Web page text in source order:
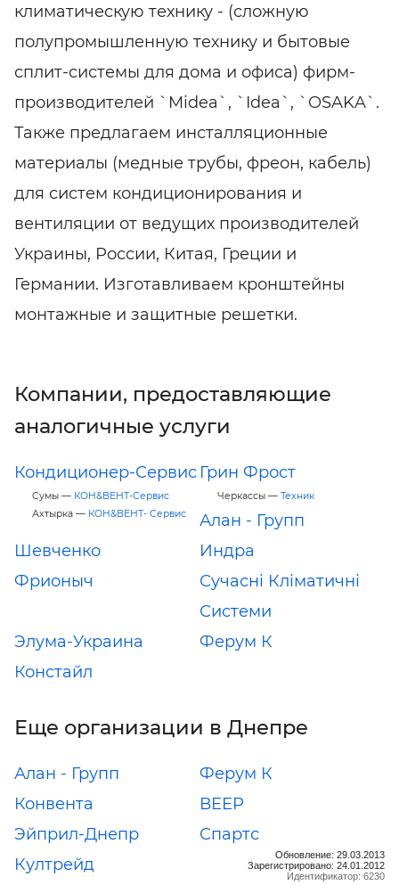
климатическую технику - (сложную
полупромышленную технику и бытовые
сплит-системы для дома и офиса) фирм-
производителей `Midea`, `Idea`, `OSAKA`.
Также предлагаем инсталляционные
материалы (медные трубы, фреон, кабель)
для систем кондиционирования и
вентиляции от ведущих производителей
Украины, России, Китая, Греции и
Германии. Изготавливаем кронштейны
монтажные и защитные решетки.
Компании, предоставляющие
аналогичные услуги
Кондиционер-Сервис
Сумы — КОН&ВЕНТ-Сервис
Ахтырка — КОН&ВЕНТ- Сервис
Грин Фрост
Черкассы — Техник
Алан - Групп
Шевченко
Индра
Фрионыч
Сучасні Кліматичні
Системи
Элума-Украина
Ферум К
Констайл
Еще организации в Днепре
Алан - Групп
Ферум К
Конвента
ВЕЕР
Эйприл-Днепр
Спартс
Култрейд
Обновление: 29.03.2013
Зарегистрировано: 24.01.2012
Идентификатор: 6230